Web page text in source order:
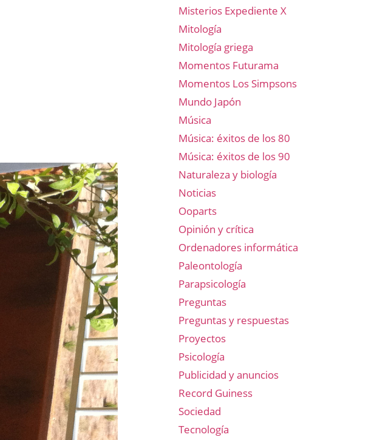
Misterios Expediente X
Mitología
Mitología griega
Momentos Futurama
Momentos Los Simpsons
Mundo Japón
Música
Música: éxitos de los 80
Música: éxitos de los 90
Naturaleza y biología
Noticias
Ooparts
Opinión y crítica
Ordenadores informática
Paleontología
Parapsicología
Preguntas
Preguntas y respuestas
Proyectos
Psicología
Publicidad y anuncios
Record Guiness
Sociedad
Tecnología